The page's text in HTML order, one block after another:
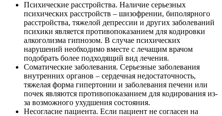
Психические расстройства. Наличие серьезных
психических расстройств – шизофрении, биполярного
расстройства, тяжелой депрессии и других заболеваний
психики является противопоказанием для кодировки
алкоголизма гипнозом. В случае психических
нарушений необходимо вместе с лечащим врачом
подобрать более подходящий вид лечения.
Соматические заболевания. Серьезные заболевания
внутренних органов – сердечная недостаточность,
тяжелая форма гипертонии и заболевания печени или
почек являются противопоказанием для кодирования из-
за возможного ухудшения состояния.
Несогласие пациента. Если пациент не согласен на